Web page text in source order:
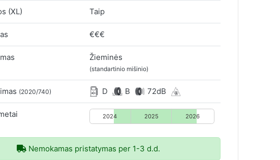
(XL) Taip
€€€
Žieminės
(standartinio mišinio)
(2020/740) D B 72dB
2024 2025 2026
Nemokamas pristatymas per 1-3 d.d.